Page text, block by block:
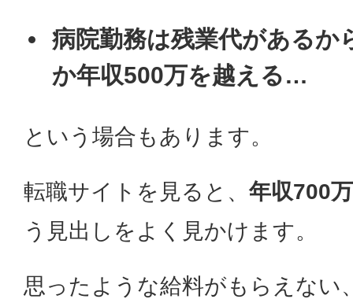
病院勤務は残業代があるか
か年収500万を越える…
という場合もあります。
転職サイトを見ると、 年収700
う見出しをよく見かけます。
思ったような給料がもらえない